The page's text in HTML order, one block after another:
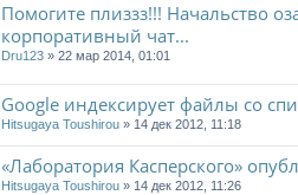
Помогите плиззз!!! Начальство
корпоративный чат...
Dru123 » 22 мар 2014, 01:01
Google индексирует файлы со
Hitsugaya Toushirou » 14 дек 2012, 11:18
«Лаборатория Касперского»
Hitsugaya Toushirou » 14 дек 2012, 11:26